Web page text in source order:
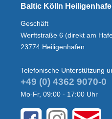
Baltic Kölln
Geschäft
Werftstraße 6 (direkt am
23774 Heiligenhafen
Telefonische Unterstützung
+49 (0) 4362 9070-0
Mo-Fr, 09:00 - 17:00 Uhr